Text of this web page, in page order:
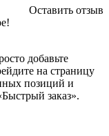
Оставить отзыв
добавьте
на страницу
позиций и
заказ».